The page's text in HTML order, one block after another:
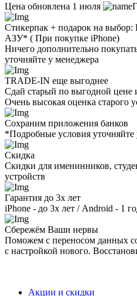
Цена обновлена 1 июля
Стикерпак + подарок на выбор:
AЗУ* ( При покупке iPhone)
Ничего дополнительно
уточняйте у менеджера
TRADE-IN еще выгоднее
Сдай старый по выгодной цене
Очень высокая оценка старого
Сохраним приложения банков
*Подробные условия уточняйте
Скидка
Скидки для именинников,
устройств
Гарантия до 3х лет
iPhone - до 3х лет / Android - 1
Сбережём Ваши нервы
Поможем с переносом данных
с настройкой нового.
Акции и скидки